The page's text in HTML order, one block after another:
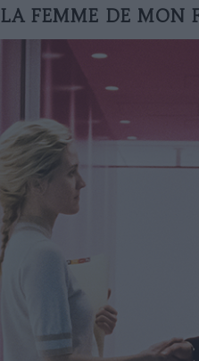
LA FEMME DE MON